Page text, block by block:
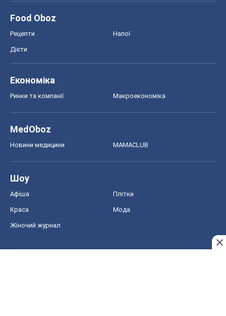
Food Oboz
Рецепти Напої
Дієти
Економіка
Ринки та компанії Макроекономіка
MedOboz
Новини медицини MAMACLUB
Шоу
Афіша Плітки
Краса Мода
Жіночий журнал